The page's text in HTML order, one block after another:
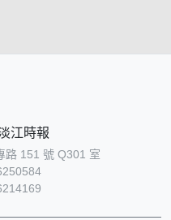
江時報
路 151 號 Q301 室